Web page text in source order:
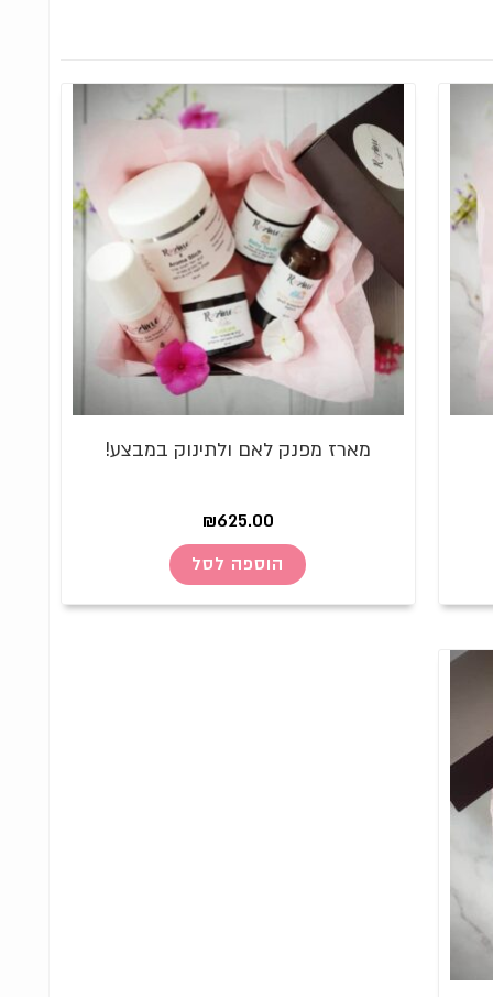
מארז מפנק לאם ולתינוק במבצע!
₪625.00
הוספה לסל